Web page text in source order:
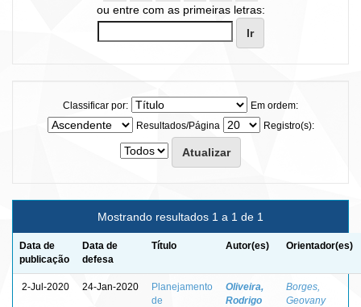
ou entre com as primeiras letras:
Classificar por:
Em ordem:
Resultados/Página
Registro(s):
Mostrando resultados 1 a 1 de 1
Data de
publicação
Data de
defesa
Título Autor(es) Orientador(es)
2-Jul-2020 24-Jan-2020
Planejamento
de
Oliveira,
Rodrigo
Borges,
Geovany